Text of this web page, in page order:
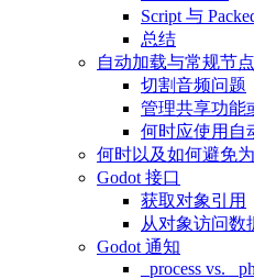
Script 与
总结
自动加载与常规节点
切割音频问题
管理共享功能
何时应使用自
何时以及如何避免
Godot 接口
获取对象引用
从对象访问数
Godot 通知
_process vs.